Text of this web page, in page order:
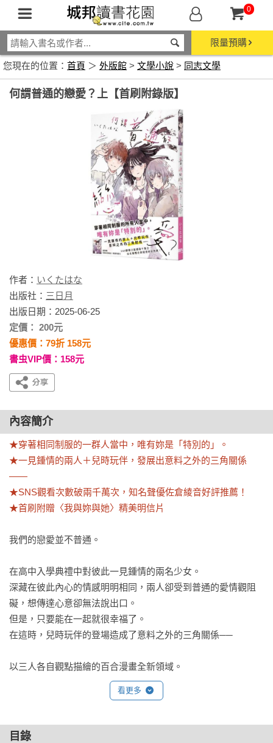
0
限量預購
您現在的位置： 首頁 ＞ 外版館 > 文學小說 > 同志文學
何謂普通的戀愛？上【首刷附錄版】
作者： いくたはな
出版社： 三日月
出版日期：2025-06-25
定價： 200元
優惠價：79折 158元
書虫VIP價：158元
內容簡介
★穿著相同制服的一群人當中，唯有妳是「特別的」。
★一見鍾情的兩人＋兒時玩伴，發展出意料之外的三角關係
——
★SNS觀看次數破兩千萬次，知名聲優佐倉綾音好評推薦！
★首刷附贈〈我與妳與她〉精美明信片
我們的戀愛並不普通。
在高中入學典禮中對彼此一見鍾情的兩名少女。
深藏在彼此內心的情感明明相同，兩人卻受到普通的愛情觀阻
礙，想傳達心意卻無法說出口。
但是，只要能在一起就很幸福了。
在這時，兒時玩伴的登場造成了意料之外的三角關係──
以三人各自觀點描繪的百合漫畫全新領域。
看更多
目錄